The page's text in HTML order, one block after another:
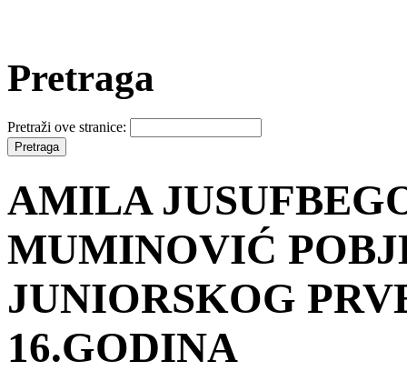
Pretraga
Pretraži ove stranice:
AMILA
MUMINOVIĆ
JUNIORSKOG
16.GODINA